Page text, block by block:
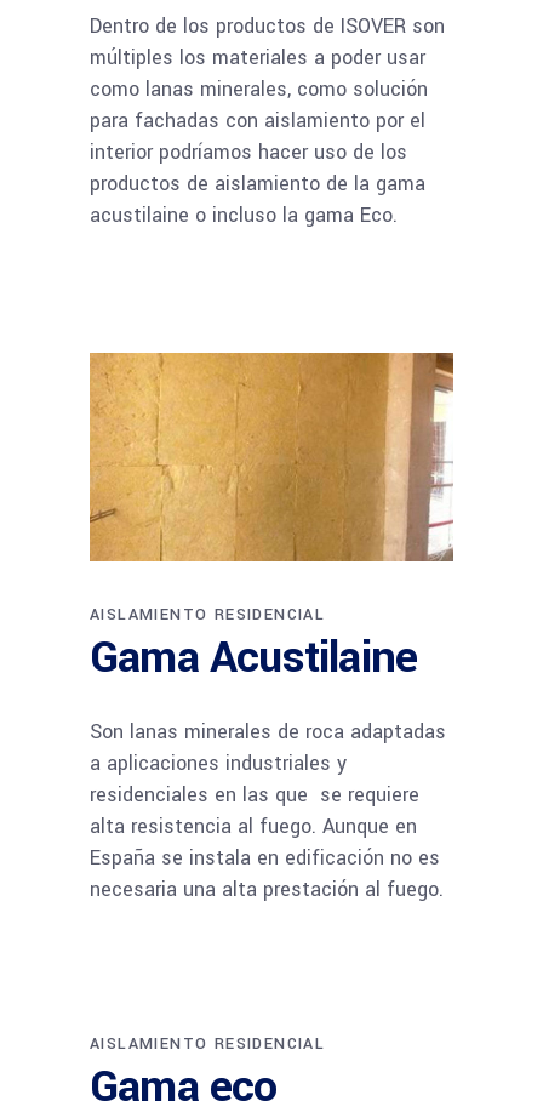
Dentro de los productos de ISOVER son
múltiples los materiales a poder usar
como lanas minerales, como solución
para fachadas con aislamiento por el
interior podríamos hacer uso de los
productos de aislamiento de la gama
acustilaine o incluso la gama Eco.
AISLAMIENTO RESIDENCIAL
Gama Acustilaine
Son lanas minerales de roca adaptadas
a aplicaciones industriales y
residenciales en las que se requiere
alta resistencia al fuego. Aunque en
España se instala en edificación no es
necesaria una alta prestación al fuego.
AISLAMIENTO RESIDENCIAL
Gama eco